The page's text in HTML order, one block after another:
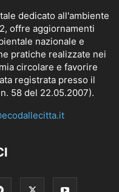
dedicato all'ambiente
offre aggiornamenti
nazionale e
pratiche realizzate nei
circolare e favorire
registrata presso il
58 del 22.05.2007).